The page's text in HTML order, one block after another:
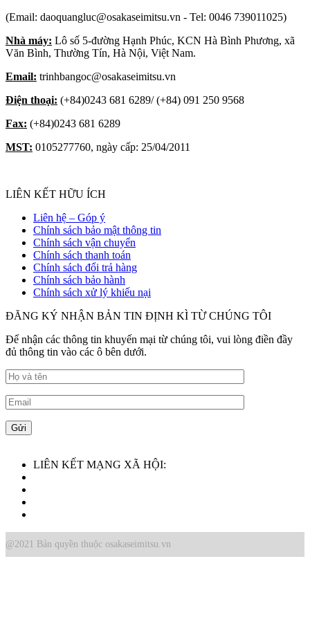
(Email: daoquangluc@osakaseimitsu.vn - Tel: 0046 739011025)
Nhà máy: Lô số 5-đường Hạnh Phúc, KCN Hà Bình Phương, xã
Văn Bình, Thường Tín, Hà Nội, Việt Nam.
Email: trinhbangoc@osakaseimitsu.vn
Điện thoại: (+84)0243 681 6289/ (+84) 091 250 9568
Fax: (+84)0243 681 6289
MST: 0105277760, ngày cấp: 25/04/2011
LIÊN KẾT HỮU ÍCH
Liên hệ – Góp ý
Chính sách bảo mật thông tin
Chính sách vận chuyển
Chính sách thanh toán
Chính sách đổi trả hàng
Chính sách bảo hành
Chính sách xử lý khiếu nại
ĐĂNG KÝ NHẬN BẢN TIN ĐỊNH KÌ TỪ CHÚNG TÔI
Để nhận các thông tin khuyến mại từ chúng tôi, vui lòng điền đầy
đủ thông tin vào các ô bên dưới.
LIÊN KẾT MẠNG XÃ HỘI:
@2021 Bản quyền thuộc osakaseimitsu.vn